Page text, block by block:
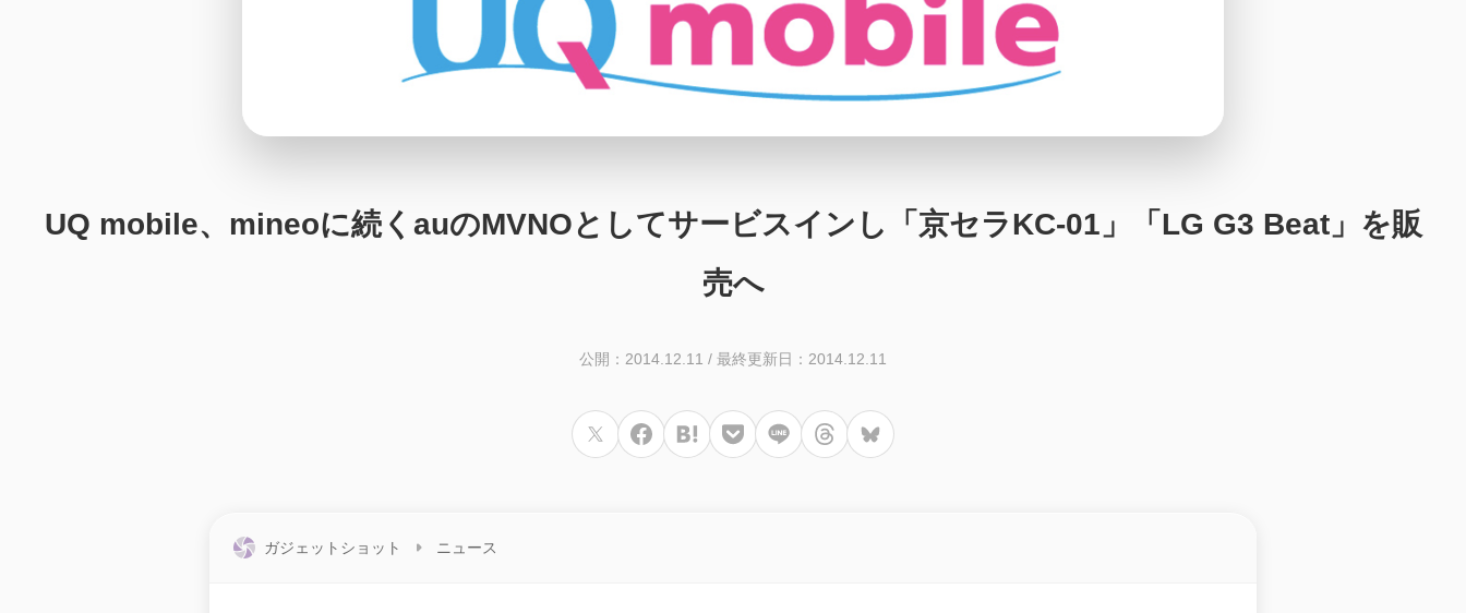
UQ mobile、mineoに続くauのMVNOとしてサービスインし「京セラKC-01」「LG G3 Beat」を販
売へ
公開：2014.12.11 / 最終更新日：2014.12.11
ガジェットショット ニュース